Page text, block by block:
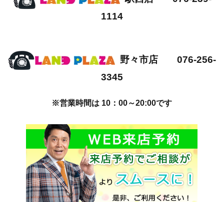
1114
野々市店 076-256-
3345
※営業時間は 10：00～20:00です